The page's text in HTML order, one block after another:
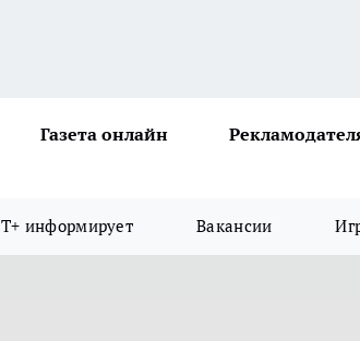
Газета онлайн
Т+ информирует Вакансии